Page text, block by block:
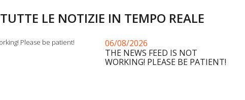
TUTTE LE NOTIZIE IN TEMPO REALE
06/08/2026
THE NEWS FEED IS NOT
WORKING! PLEASE BE PATIENT!